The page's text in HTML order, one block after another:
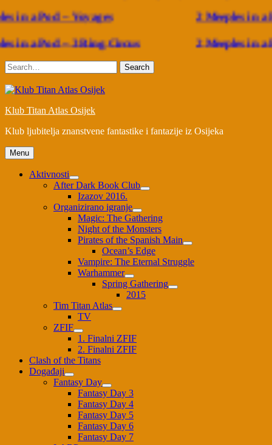
in a Pod – Voyages
in a Pod – 3 Ring Circus
2 Meeples in a
2 Meeples in a
Search
Klub Titan Atlas Osijek
Klub ljubitelja znanstvene fantastike i fantazije iz Osijeka
Menu
Aktivnosti
After Dark Book Club
Izazov 2016.
Organizirano igranje
Magic: The Gathering
Night of the Monsters
Pirates of the Spanish Main
Ocean’s Edge
Vampire: The Eternal Struggle
Warhammer
Spring Gathering
2015
Tim Titan Atlas
TV
ZFIF
1. Finalni ZFIF
2. Finalni ZFIF
Clash of the Titans
Događaji
Fantasy Day
Fantasy Day 3
Fantasy Day 4
Fantasy Day 5
Fantasy Day 6
Fantasy Day 7